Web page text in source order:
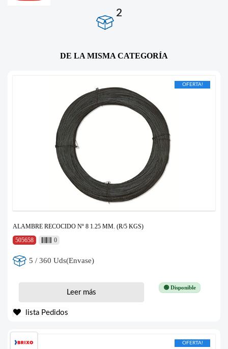
2
DE LA MISMA CATEGORÍA
OFERTA!
ALAMBRE RECOCIDO Nº 8 1.25 MM. (R/5 KGS)
505658
0
5 / 360 Uds(Envase)
🟢 Disponible
Leer más
lista Pedidos
OFERTA!